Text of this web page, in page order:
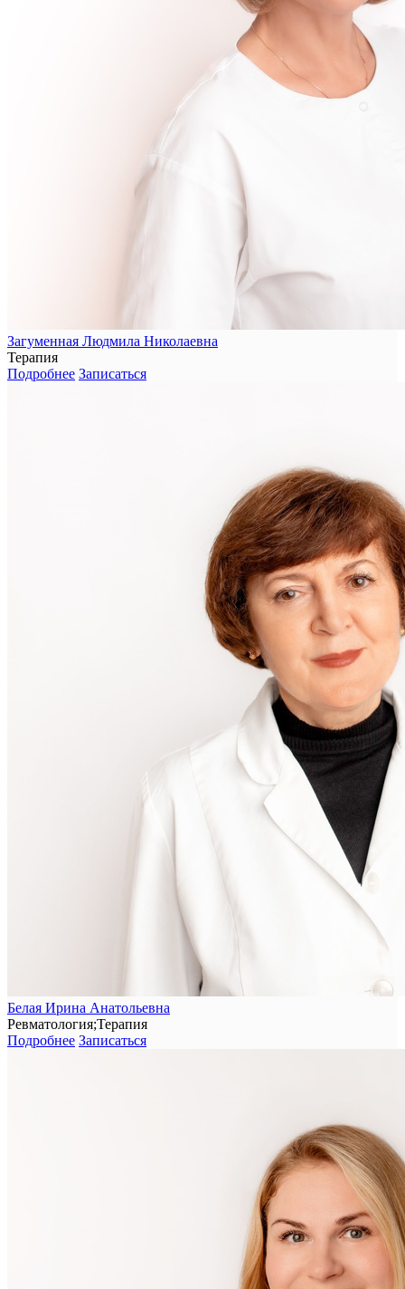
Загуменная Людмила Николаевна
Терапия
Подробнее Записаться
Белая Ирина Анатольевна
Ревматология;Терапия
Подробнее Записаться